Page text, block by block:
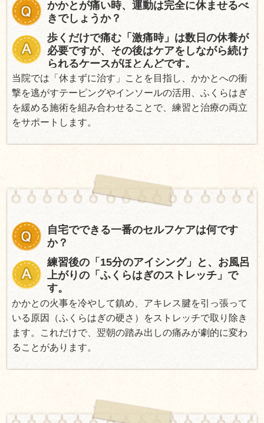
かかとが痛い時、運動は完全に休ませるべ
きでしょうか？
歩くだけで痛む「激痛時」は数日の休養が
必要ですが、その後はケアをしながら続け
られるケースがほとんどです。
当院では「休まずに治す」ことを目指し、かかとへの衝
撃を逃がすテーピングやインソールの活用、ふくらはぎ
を緩める施術を組み合わせることで、練習と治療の両立
をサポートします。
自宅でできる一番のセルフケアは何です
か？
練習後の「15分のアイシング」と、お風呂
上がりの「ふくらはぎのストレッチ」で
す。
かかとの火事を冷やして鎮め、アキレス腱を引っ張って
いる原因（ふくらはぎの硬さ）をストレッチで取り除き
ます。これだけで、翌朝の踏み出しの痛みが劇的に変わ
ることがあります。